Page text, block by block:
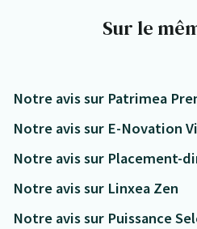
Sur le
Notre avis sur Patrimea
Notre avis sur E-Novation
Notre avis sur Placement-
Notre avis sur Linxea Zen
Notre avis sur Puissance